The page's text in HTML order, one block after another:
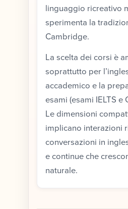
linguaggio ricreativo
sperimenta la
Cambridge.
La scelta dei corsi è
soprattutto per
accademico e la
esami (esami IELTS e
Le dimensioni
implicano interazioni
conversazioni in
e continue che
naturale.